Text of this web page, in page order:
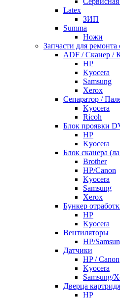
Latex
ЗИП
Summa
Ножи
Запчасти для ремонта
ADF / Сканер /
HP
Kyocera
Samsung
Xerox
Cепаратор /
Kyocera
Ricoh
Блок проявки
HP
Kyocera
Блок сканера
Brother
HP/Canon
Kyocera
Samsung
Xerox
Бункер
HP
Kyocera
Вентиляторы
HP/
Датчики
HP / Canon
Kyocera
Samsung/
Дверца
HP